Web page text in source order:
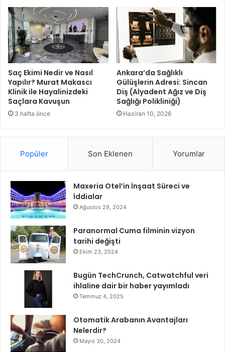
n
C
o
l
o
r
e
-
P
a
a
e
k
r
m
a
n
ı
k
ü
l
e
d
i
Saç Ekimi Nedir ve Nasıl
Yapılır? Murat Makascı
Klinik ile Hayalinizdeki
Saçlara Kavuşun
3 hafta önce
Ankara’da Sağlıklı
Gülüşlerin Adresi: Sincan
Diş (Alyadent Ağız ve Diş
Sağlığı Polikliniği)
Haziran 10, 2026
Popüler Son Eklenen Yorumlar
Maxeria Otel’in İnşaat Süreci ve
İddialar
Ağustos 29, 2024
Paranormal Cuma filminin vizyon
tarihi değişti
Ekim 23, 2024
Bugün TechCrunch, Catwatchful veri
ihlaline dair bir haber yayımladı
Temmuz 4, 2025
Otomatik Arabanın Avantajları
Nelerdir?
Mayıs 30, 2024